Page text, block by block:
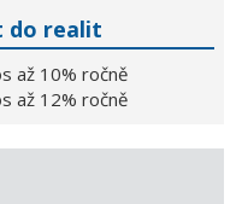
do realit
až 10% ročně
až 12% ročně